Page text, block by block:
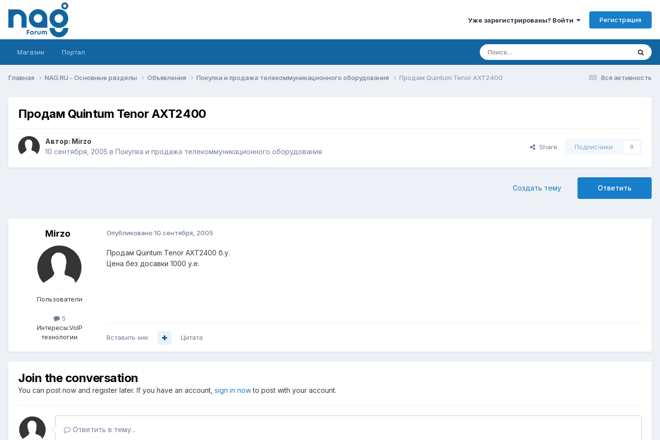
Уже зарегистрированы? Войти Регистрация
Магазин Портал
Вся активность
Главная NAG.RU - Основные разделы Объявления Покупка и продажа телекоммуникационного оборудования Продам Quintum Tenor AXT2400
Продам Quintum Tenor AXT2400
Автор: Mirzo
10 сентября, 2005 в Покупка и продажа телекоммуникационного оборудования
Share Подписчики 0
Ответить
Создать тему
Mirzo
Пользователи
5
Интересы:VoIP
технологии
Опубликовано 10 сентября, 2005
Продам Quintum Tenor AXT2400 б.у.
Цена без досавки 1000 у.е.
Вставить ник Цитата
Join the conversation
You can post now and register later. If you have an account, sign in nowto post with your account.
Ответить в тему...